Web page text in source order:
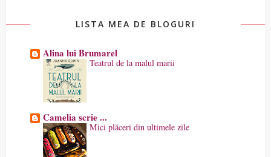
LISTA MEA DE BLOGURI
Alina lui Brumarel
Teatrul de la malul marii
Camelia scrie ...
Mici plăceri din ultimele zile